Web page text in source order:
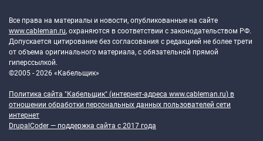
Все права на материалы и новости, опубликованные на сайте
www.cableman.ru, охраняются в соответствии с законодательством РФ.
Допускается цитирование без согласования с редакцией не более трети
от объема оригинального материала, с обязательной прямой
гиперссылкой.
©2005 - 2026 «Кабельщик»
Политика сайта "Кабельщик" (интернет-адреса www.cableman.ru) в
отношении обработки персональных данных пользователей сети
интернет
DrupalCoder — поддержка сайта c 2017 года